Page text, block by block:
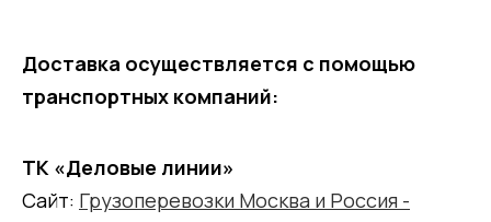
Доставка осуществляется с помощью
транспортных компаний:
ТК «Деловые линии»
Сайт: Грузоперевозки Москва и Россия -